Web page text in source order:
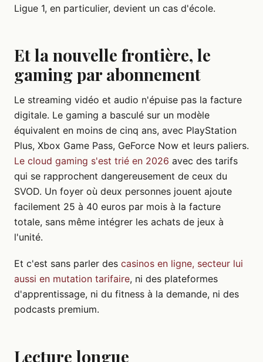
Ligue 1, en particulier, devient un cas d'école.
Et la nouvelle frontière, le
gaming par abonnement
Le streaming vidéo et audio n'épuise pas la facture
digitale. Le gaming a basculé sur un modèle
équivalent en moins de cinq ans, avec PlayStation
Plus, Xbox Game Pass, GeForce Now et leurs paliers.
Le cloud gaming s'est trié en 2026 avec des tarifs
qui se rapprochent dangereusement de ceux du
SVOD. Un foyer où deux personnes jouent ajoute
facilement 25 à 40 euros par mois à la facture
totale, sans même intégrer les achats de jeux à
l'unité.
Et c'est sans parler des casinos en ligne, secteur lui
aussi en mutation tarifaire, ni des plateformes
d'apprentissage, ni du fitness à la demande, ni des
podcasts premium.
Lecture longue